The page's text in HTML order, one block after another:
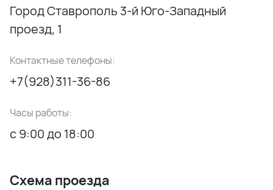
Город Ставрополь 3-й Юго-Западный
проезд, 1
Контактные телефоны:
+7(928)311-36-86
Часы работы:
с 9:00 до 18:00
Схема проезда